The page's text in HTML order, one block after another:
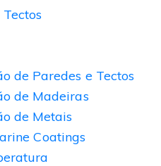
de Paredes e Tectos
de Madeiras
de Metais
Coatings